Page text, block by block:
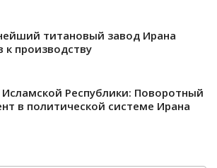
титановый завод Ирана
к производству
Республики: Поворотный
в политической системе Ирана